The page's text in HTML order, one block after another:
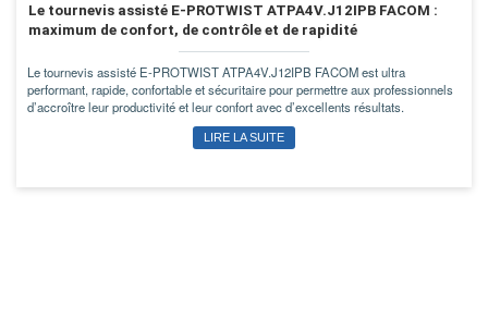
Le tournevis assisté E-PROTWIST ATPA4V.J12IPB FACOM :
maximum de confort, de contrôle et de rapidité
Le tournevis assisté E-PROTWIST ATPA4V.J12IPB FACOM est ultra
performant, rapide, confortable et sécuritaire pour permettre aux professionnels
d’accroître leur productivité et leur confort avec d’excellents résultats.
LIRE LA SUITE